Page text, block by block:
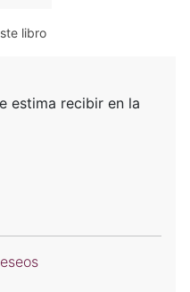
libro
estima recibir en la